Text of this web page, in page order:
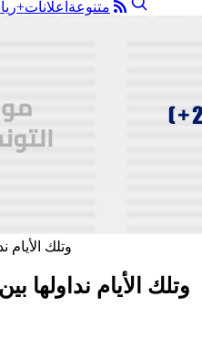
متنوعة اعلانات+
وتلك الأيام نداولها